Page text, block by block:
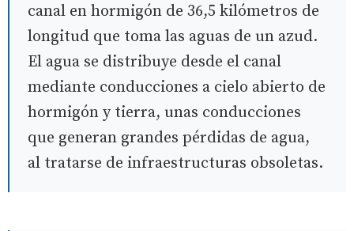
canal en hormigón de 36,5 kilómetros de
longitud que toma las aguas de un azud.
El agua se distribuye desde el canal
mediante conducciones a cielo abierto de
hormigón y tierra, unas conducciones
que generan grandes pérdidas de agua,
al tratarse de infraestructuras obsoletas.